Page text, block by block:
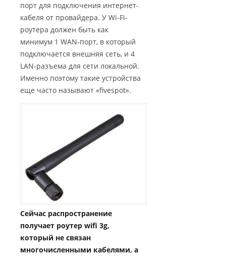
порт для подключения интернет-
кабеля от провайдера. У Wi-Fi-
роутера должен быть как
минимум 1 WAN-порт, в который
подключается внешняя сеть, и 4
LAN-разъема для сети локальной.
Именно поэтому такие устройства
еще часто называют «fivespot».
Сейчас распространение
получает роутер wifi 3g,
который не связан
многочисленными кабелями, а